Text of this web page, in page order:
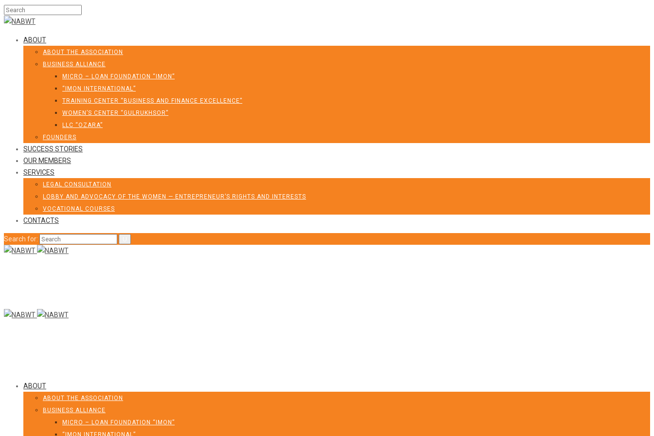
ABOUT
ABOUT THE ASSOCIATION
BUSINESS ALLIANCE
MICRO – LOAN FOUNDATION “IMON”
“IMON INTERNATIONAL”
TRAINING CENTER “BUSINESS AND FINANCE EXCELLENCE”
WOMEN’S CENTER “GULRUKHSOR”
LLC “OZARA”
FOUNDERS
SUCCESS STORIES
OUR MEMBERS
SERVICES
LEGAL CONSULTATION
LOBBY AND ADVOCACY OF THE WOMEN — ENTREPRENEUR’S RIGHTS AND INTERESTS
VOCATIONAL COURSES
CONTACTS
Search for:
ABOUT
ABOUT THE ASSOCIATION
BUSINESS ALLIANCE
MICRO – LOAN FOUNDATION “IMON”
“IMON INTERNATIONAL”